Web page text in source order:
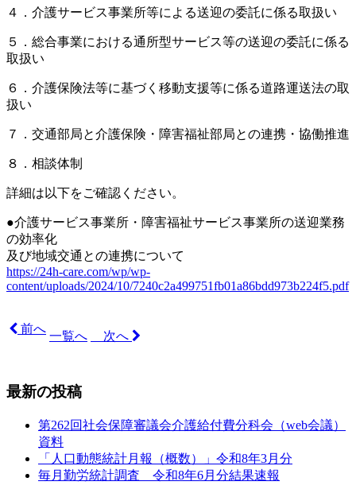
４．介護サービス事業所等による送迎の委託に係る取扱い
５．総合事業における通所型サービス等の送迎の委託に係る
取扱い
６．介護保険法等に基づく移動支援等に係る道路運送法の取
扱い
７．交通部局と介護保険・障害福祉部局との連携・協働推進
８．相談体制
詳細は以下をご確認ください。
●介護サービス事業所・障害福祉サービス事業所の送迎業務
の効率化
及び地域交通との連携について
https://24h-care.com/wp/wp-
content/uploads/2024/10/7240c2a499751fb01a86bdd973b224f5.pdf
前へ
一覧へ 次へ
最新の投稿
第262回社会保障審議会介護給付費分科会（web会議）
資料
「人口動態統計月報（概数）」令和8年3月分
毎月勤労統計調査 令和8年6月分結果速報